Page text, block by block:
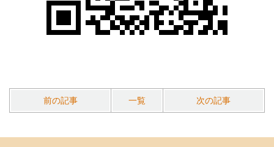
前の記事 一覧 次の記事